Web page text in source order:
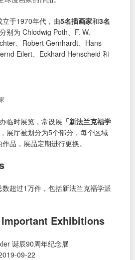
立于1970年代，由5名插画家和3名
别为 Chlodwig Poth、F. W.
、Robert Gernhardt、Hans
Eilert、Eckhard Henscheid 和
临时展览，常设展 「新法兰克福学
展厅被划分为5个部分，每个区域
品，展品定期进行更换。
超过1万件，包括新法兰克福学派
Important Exhibitions
诞辰90周年纪念展
09-22